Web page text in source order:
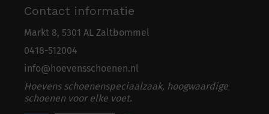
Contact informatie
Markt 8, 5301 AL Zaltbommel
0418-512004
info@hoevensschoenen.nl
Hoevens schoenenspeciaalzaak, hoogwaardige
schoenen voor elke voet.